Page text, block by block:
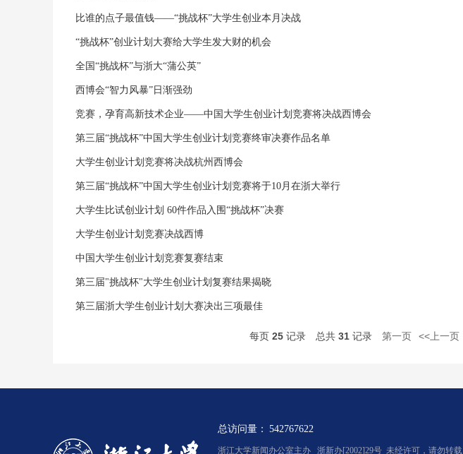
比谁的点子最值钱——“挑战杯”大学生创业本月决战
“挑战杯”创业计划大赛给大学生发大财的机会
全国“挑战杯”与浙大“蒲公英”
西博会“智力风暴”日渐强劲
竞赛，孕育高新技术企业——中国大学生创业计划竞赛将决战西博会
第三届“挑战杯”中国大学生创业计划竞赛终审决赛作品名单
大学生创业计划竞赛将决战杭州西博会
第三届“挑战杯”中国大学生创业计划竞赛将于10月在浙大举行
大学生比试创业计划 60件作品入围“挑战杯”决赛
大学生创业计划竞赛决战西博
中国大学生创业计划竞赛复赛结束
第三届"挑战杯"大学生创业计划复赛结果揭晓
第三届浙大学生创业计划大赛决出三项最佳
每页 25记录 总共 31记录 第一页 <<上一页
总访问量： 542767622
浙江大学新闻办公室主办 浙新办[2002]29号 未经许可，请勿转载